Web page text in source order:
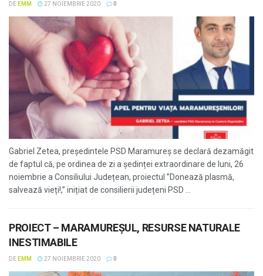
DE EMM 27 NOIEMBRIE 2020 0
Gabriel Zetea, președintele PSD Maramureș se declară dezamăgit
de faptul că, pe ordinea de zi a ședinței extraordinare de luni, 26
noiembrie a Consiliului Județean, proiectul ”Donează plasmă,
salvează vieți!,” inițiat de consilierii județeni PSD ...
PROIECT – MARAMUREȘUL, RESURSE NATURALE
INESTIMABILE
DE EMM 27 NOIEMBRIE 2020 0